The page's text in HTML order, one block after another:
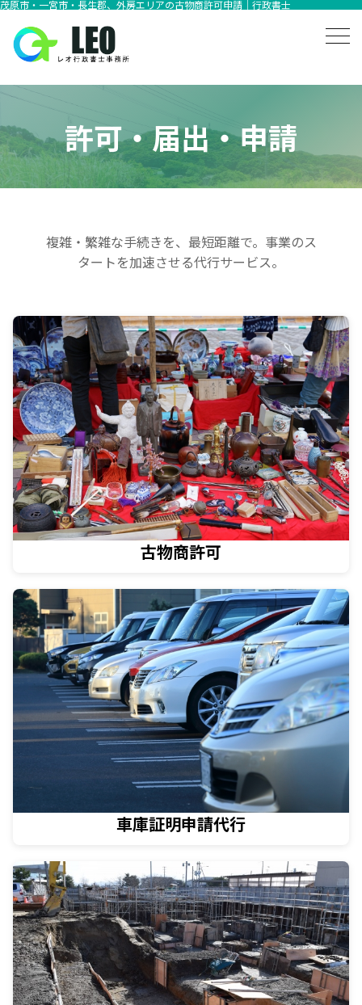
茂原市・一宮市・長生郡、外房エリアの古物商許可申請｜行政書士
許可・届出・申請
複雑・繁雑な手続きを、最短距離で。事業のス
タートを加速させる代行サービス。
古物商許可
車庫証明申請代行